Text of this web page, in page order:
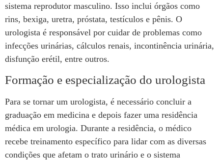
sistema reprodutor masculino. Isso inclui órgãos como
rins, bexiga, uretra, próstata, testículos e pênis. O
urologista é responsável por cuidar de problemas como
infecções urinárias, cálculos renais, incontinência urinária,
disfunção erétil, entre outros.
Formação e especialização do urologista
Para se tornar um urologista, é necessário concluir a
graduação em medicina e depois fazer uma residência
médica em urologia. Durante a residência, o médico
recebe treinamento específico para lidar com as diversas
condições que afetam o trato urinário e o sistema